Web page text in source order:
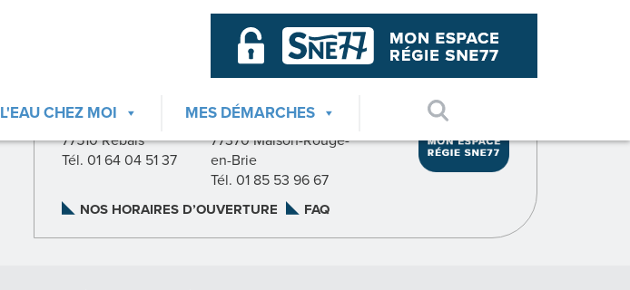
L'EAU CHEZ MOI MES DÉMARCHES
CONTACTER LA REGIE SNE77
23, rue Pasteur
77510 Rebais
Tél. 01 64 04 51 37
27, rue du Pavé du Roy
77370 Maison-Rouge-
en-Brie
Tél. 01 85 53 96 67
NOS HORAIRES D’OUVERTURE FAQ